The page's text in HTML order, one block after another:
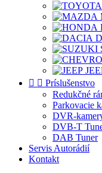
  Príslušenstvo
Redukčné
Parkovacie
DVR-
DVB-T
DAB Tuner
Servis Autorádií
Kontakt